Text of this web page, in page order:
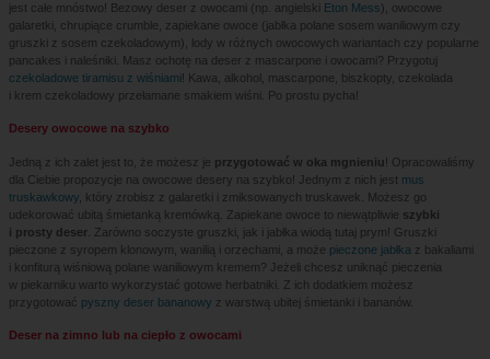
jest całe mnóstwo! Bezowy deser z owocami (np. angielski Eton Mess), owocowe
galaretki, chrupiące crumble, zapiekane owoce (jabłka polane sosem waniliowym czy
gruszki z sosem czekoladowym), lody w różnych owocowych wariantach czy popularne
pancakes i naleśniki. Masz ochotę na deser z mascarpone i owocami? Przygotuj
czekoladowe tiramisu z wiśniami! Kawa, alkohol, mascarpone, biszkopty, czekolada
i krem czekoladowy przełamane smakiem wiśni. Po prostu pycha!
Desery owocowe na szybko
Jedną z ich zalet jest to, że możesz je przygotować w oka mgnieniu! Opracowaliśmy
dla Ciebie propozycje na owocowe desery na szybko! Jednym z nich jest mus
truskawkowy , który zrobisz z galaretki i zmiksowanych truskawek. Możesz go
udekorować ubitą śmietanką kremówką. Zapiekane owoce to niewątpliwie szybki
i prosty deser . Zarówno soczyste gruszki, jak i jabłka wiodą tutaj prym! Gruszki
pieczone z syropem klonowym, wanilią i orzechami, a może pieczone jabłka z bakaliami
i konfiturą wiśniową polane waniliowym kremem? Jeżeli chcesz uniknąć pieczenia
w piekarniku warto wykorzystać gotowe herbatniki. Z ich dodatkiem możesz
przygotować pyszny deser bananowy z warstwą ubitej śmietanki i bananów.
Deser na zimno lub na ciepło z owocami